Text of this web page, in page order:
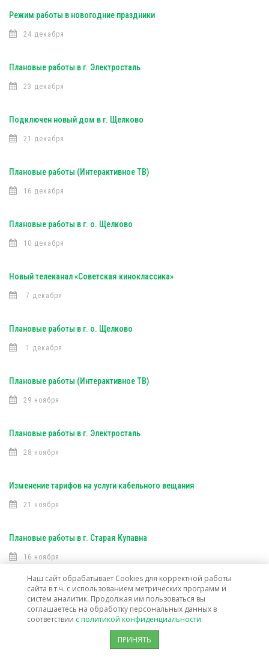
Режим работы в новогодние праздники
24 декабря
Плановые работы в г. Электросталь
23 декабря
Подключен новый дом в г. Щелково
21 декабря
Плановые работы (Интерактивное ТВ)
16 декабря
Плановые работы в г. о. Щелково
10 декабря
Новый телеканал «Советская киноклассика»
7 декабря
Плановые работы в г. о. Щелково
1 декабря
Плановые работы (Интерактивное ТВ)
29 ноября
Плановые работы в г. Электросталь
28 ноября
Изменение тарифов на услуги кабельного вещания
21 ноября
Плановые работы в г. Старая Купавна
16 ноября
Плановые работы (Интерактивное ТВ)
16 ноября
Плановые работы (Интерактивное ТВ)
Наш сайт обрабатывает Cookies для корректной работы
сайта в т.ч. с использованием метрических программ и
систем аналитик. Продолжая им пользоваться вы
соглашаетесь на обработку персональных данных в
соответствии с политикой конфиденциальности.
ПРИНЯТЬ